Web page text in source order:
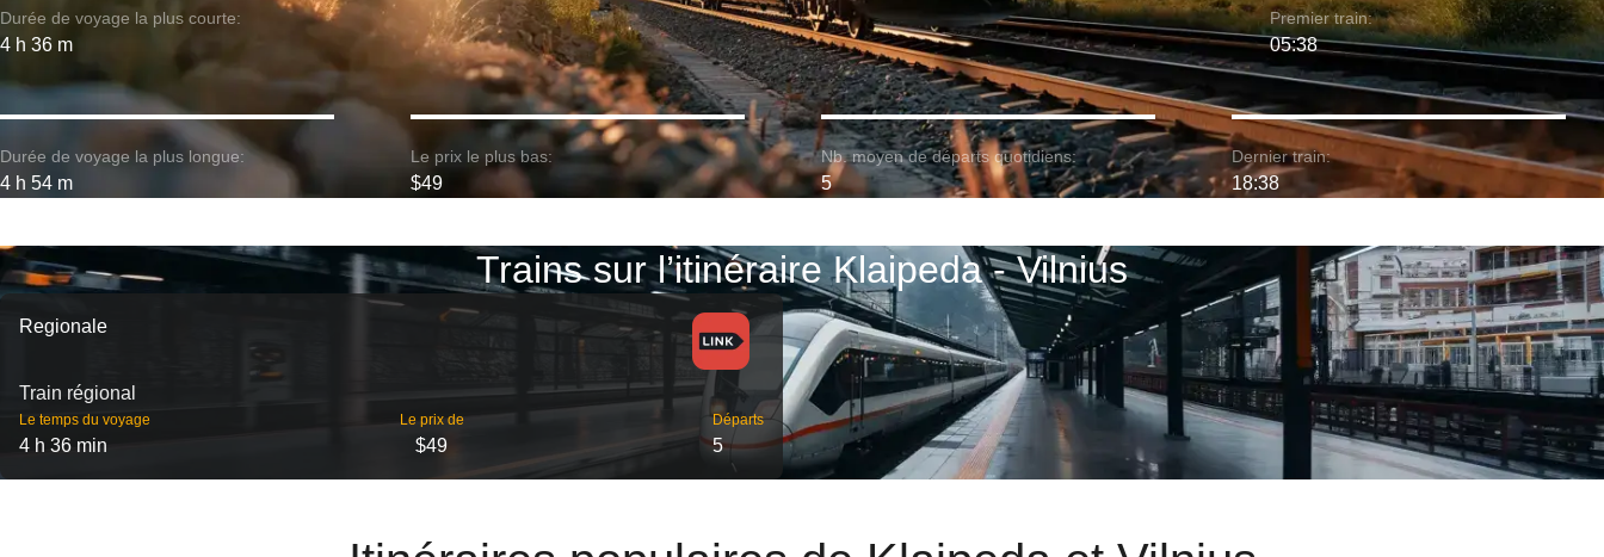
Durée de voyage la plus courte:
4 h 36 m
Premier train:
05:38
Durée de voyage la plus longue:
4 h 54 m
Le prix le plus bas:
$49
Nb. moyen de départs quotidiens:
5
Dernier train:
18:38
Trains sur l’itinéraire Klaipeda - Vilnius
Regionale
Train régional
Le temps du voyage
4 h 36 min
Le prix de
$49
Départs
5